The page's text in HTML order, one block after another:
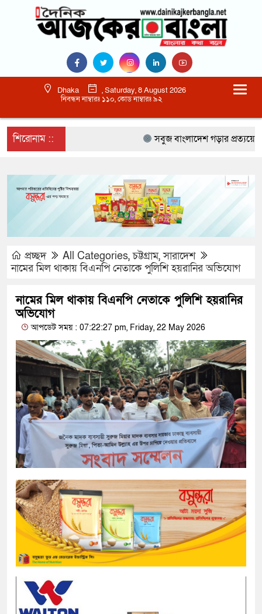
Dhaka
, Saturday, 8 August 2026
নিবন্ধন নাম্বারঃ ১১০, কোড নাম্বারঃ ৯২
শিরোনাম :: সবুজ বাংলাদেশ গড়ার প্রত্যয়ে
প্রচ্ছদ All Categories,চট্টগ্রাম,সারাদেশ
নামের মিল থাকায় বিএনপি নেতাকে পুলিশি হয়রানির অভিযোগ
নামের মিল থাকায় বিএনপি নেতাকে পুলিশি হয়রানির
অভিযোগ
আপডেট সময় : 07:22:27 pm, Friday, 22 May 2026